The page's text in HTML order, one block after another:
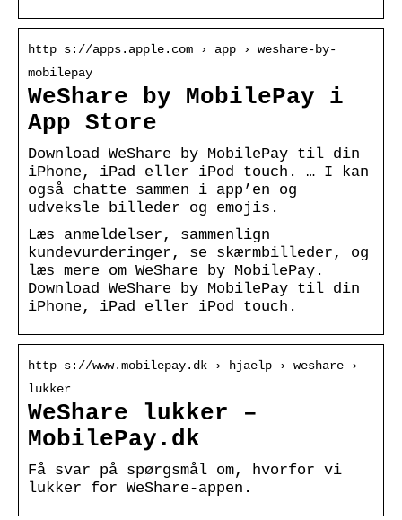
http s://apps.apple.com › app › weshare-by-
mobilepay
WeShare by MobilePay i
App Store
Download WeShare by MobilePay til din
iPhone, iPad eller iPod touch. … I kan
også chatte sammen i app’en og
udveksle billeder og emojis.
Læs anmeldelser, sammenlign
kundevurderinger, se skærmbilleder, og
læs mere om WeShare by MobilePay.
Download WeShare by MobilePay til din
iPhone, iPad eller iPod touch.
http s://www.mobilepay.dk › hjaelp › weshare ›
lukker
WeShare lukker –
MobilePay.dk
Få svar på spørgsmål om, hvorfor vi
lukker for WeShare-appen.